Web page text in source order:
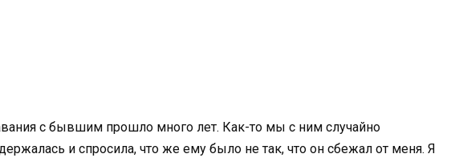
с бывшим прошло много лет. Как-то мы с ним случайно
и спросила, что же ему было не так, что он сбежал от меня. Я